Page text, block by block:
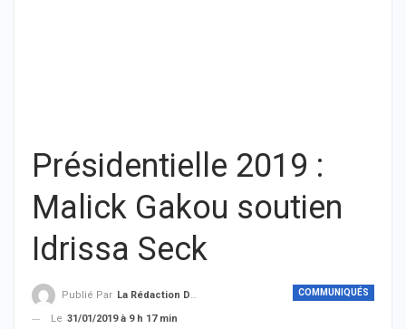
Présidentielle 2019 :
Malick Gakou soutien
Idrissa Seck
COMMUNIQUÉS
Publié Par La Rédaction De THIEYSENEGAL.com
Le 31/01/2019 à 9 h 17 min